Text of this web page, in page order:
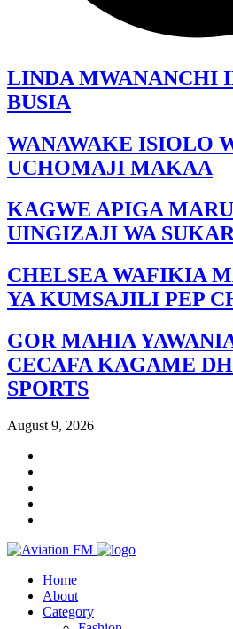
LINDA MWANANCHI
BUSIA
WANAWAKE ISIOLO
UCHOMAJI MAKAA
KAGWE APIGA
UINGIZAJI WA
CHELSEA WAFIKIA
YA KUMSAJILI PEP
GOR MAHIA
CECAFA KAGAME
SPORTS
August 9, 2026
Home
About
Category